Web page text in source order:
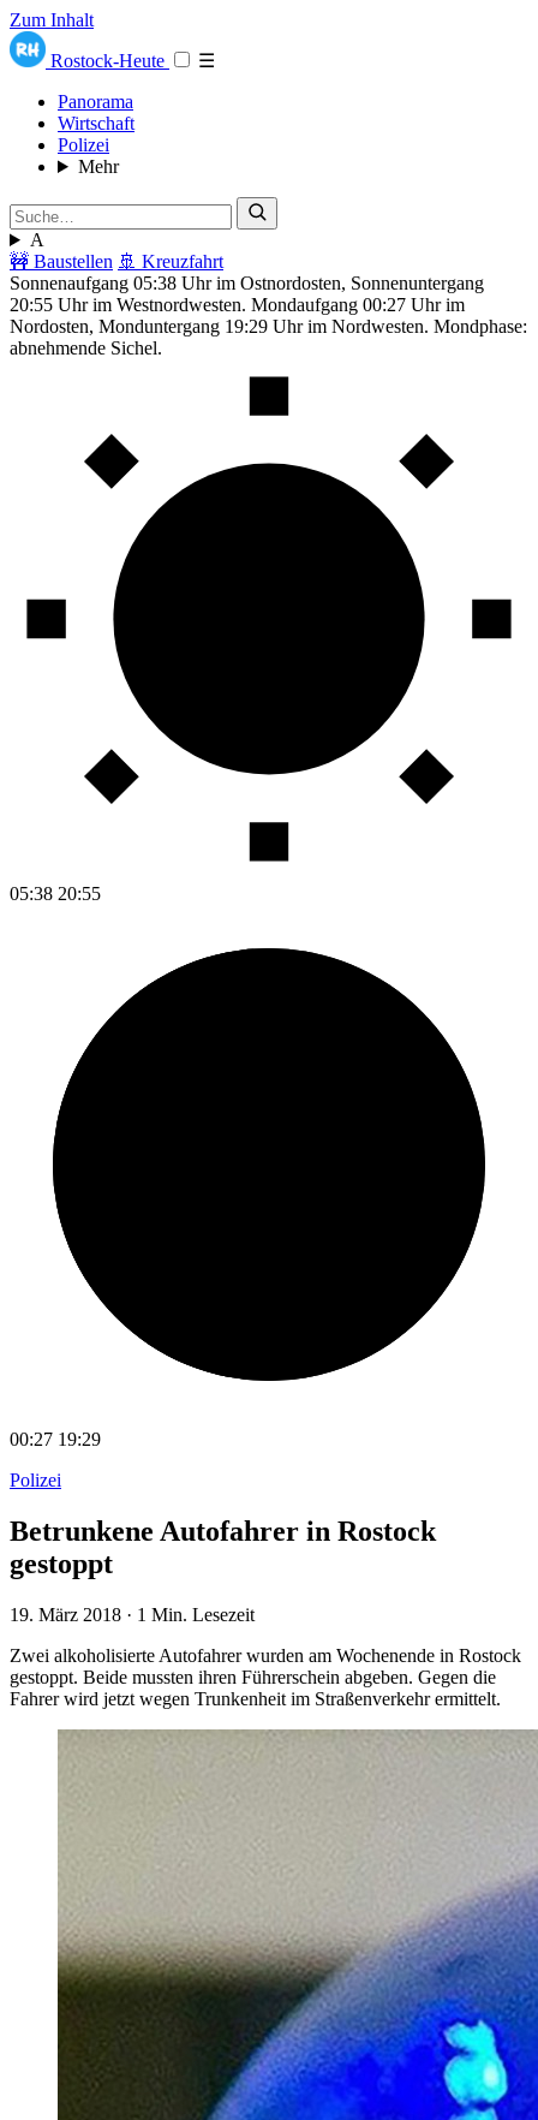
Zum Inhalt
Rostock-Heute
☰
Panorama
Wirtschaft
Polizei
Mehr
A
🚧 Baustellen 🚢 Kreuzfahrt
Sonnenaufgang 05:38 Uhr im Ostnordosten, Sonnenuntergang
20:55 Uhr im Westnordwesten. Mondaufgang 00:27 Uhr im
Nordosten, Monduntergang 19:29 Uhr im Nordwesten. Mondphase:
abnehmende Sichel.
05:38 20:55
00:27 19:29
Polizei
Betrunkene Autofahrer in Rostock
gestoppt
19. März 2018 · 1 Min. Lesezeit
Zwei alkoholisierte Autofahrer wurden am Wochenende in Rostock
gestoppt. Beide mussten ihren Führerschein abgeben. Gegen die
Fahrer wird jetzt wegen Trunkenheit im Straßenverkehr ermittelt.